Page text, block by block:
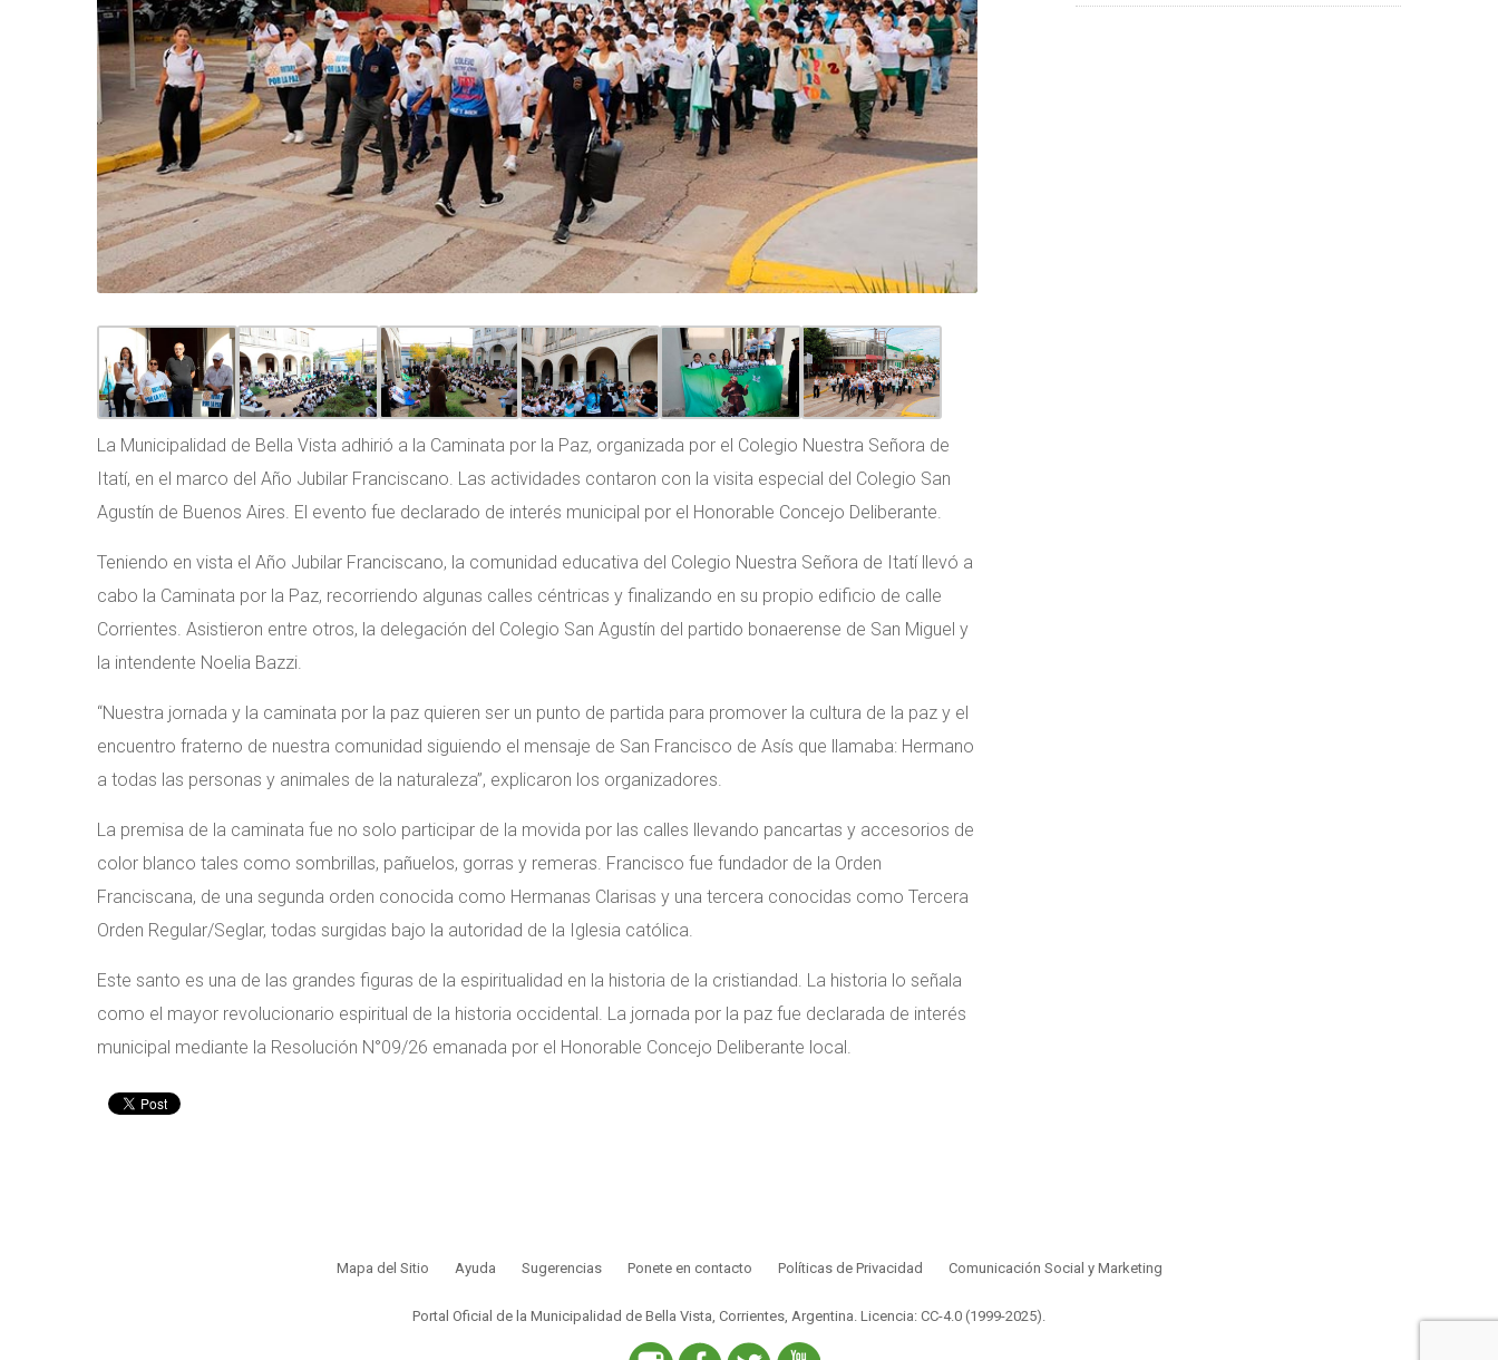
La Municipalidad de Bella Vista adhirió a la Caminata por la Paz, organizada por el Colegio Nuestra Señora de
Itatí, en el marco del Año Jubilar Franciscano. Las actividades contaron con la visita especial del Colegio San
Agustín de Buenos Aires. El evento fue declarado de interés municipal por el Honorable Concejo Deliberante.
Teniendo en vista el Año Jubilar Franciscano, la comunidad educativa del Colegio Nuestra Señora de Itatí llevó a
cabo la Caminata por la Paz, recorriendo algunas calles céntricas y finalizando en su propio edificio de calle
Corrientes. Asistieron entre otros, la delegación del Colegio San Agustín del partido bonaerense de San Miguel y
la intendente Noelia Bazzi.
“Nuestra jornada y la caminata por la paz quieren ser un punto de partida para promover la cultura de la paz y el
encuentro fraterno de nuestra comunidad siguiendo el mensaje de San Francisco de Asís que llamaba: Hermano
a todas las personas y animales de la naturaleza”, explicaron los organizadores.
La premisa de la caminata fue no solo participar de la movida por las calles llevando pancartas y accesorios de
color blanco tales como sombrillas, pañuelos, gorras y remeras. Francisco fue fundador de la Orden
Franciscana, de una segunda orden conocida como Hermanas Clarisas y una tercera conocidas como Tercera
Orden Regular/Seglar, todas surgidas bajo la autoridad de la Iglesia católica.
Este santo es una de las grandes figuras de la espiritualidad en la historia de la cristiandad. La historia lo señala
como el mayor revolucionario espiritual de la historia occidental. La jornada por la paz fue declarada de interés
municipal mediante la Resolución N°09/26 emanada por el Honorable Concejo Deliberante local.
Mapa del Sitio Ayuda Sugerencias Ponete en contacto Políticas de Privacidad Comunicación Social y Marketing
Portal Oficial de la Municipalidad de Bella Vista, Corrientes, Argentina.Licencia: CC-4.0 (1999-2025).